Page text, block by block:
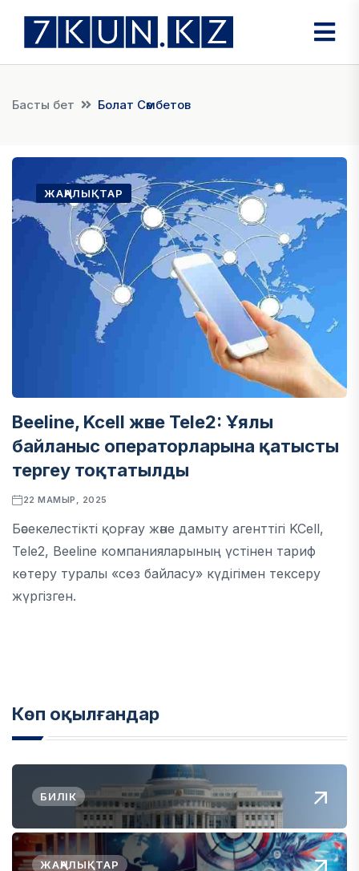
Басты бет Болат Сәмбетов
ЖАҢАЛЫҚТАР
Beeline, Kcell және Tele2: Ұялы
байланыс операторларына қатысты
тергеу тоқтатылды
22 МАМЫР, 2025
Бәсекелестікті қорғау және дамыту агенттігі KCell,
Tele2, Beeline компанияларының үстінен тариф
көтеру туралы «сөз байласу» күдігімен тексеру
жүргізген.
Көп оқылғандар
БИЛІК
ЖАҢАЛЫҚТАР